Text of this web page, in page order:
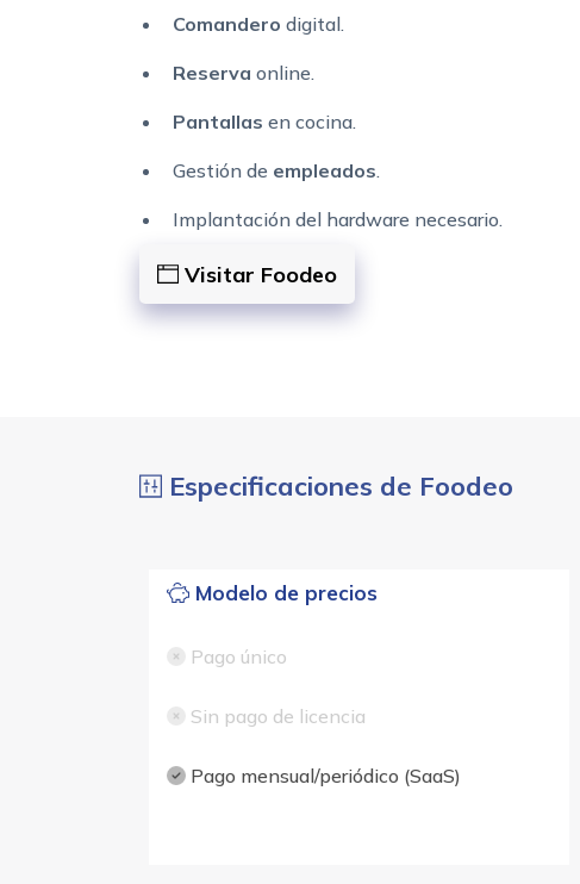
Comandero digital.
Reserva online.
Pantallas en cocina.
Gestión de empleados
Implantación del hardware necesario.
Visitar Foodeo
Especificaciones de Foodeo
Modelo de precios
Pago único
Sin pago de licencia
Pago mensual/periódico (SaaS)